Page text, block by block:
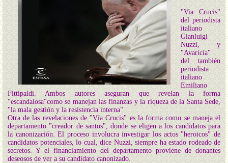
"Via Crucis"
del periodista
italiano
Gianluigi
Nuzzi, y
"Avaricia"
del también
periodista
italiano
Emiliano
Fittipaldi. Ambos autores aseguran que revelan la forma
"escandalosa"como se manejan las finanzas y la riqueza de la Santa Sede,
"la mala gestión y la resistencia interna"
Otra de las revelaciones de "Vía Crucis" es la forma como se maneja el
departamento "creador de santos", donde se eligen a los candidatos para
la canonización. El proceso involucra investigar los actos "heroicos" de
candidatos potenciales, lo cual, dice Nuzzi, siempre ha estado rodeado de
secretos. Y el financiamiento del departamento proviene de donantes
deseosos de ver a su candidato canonizado.